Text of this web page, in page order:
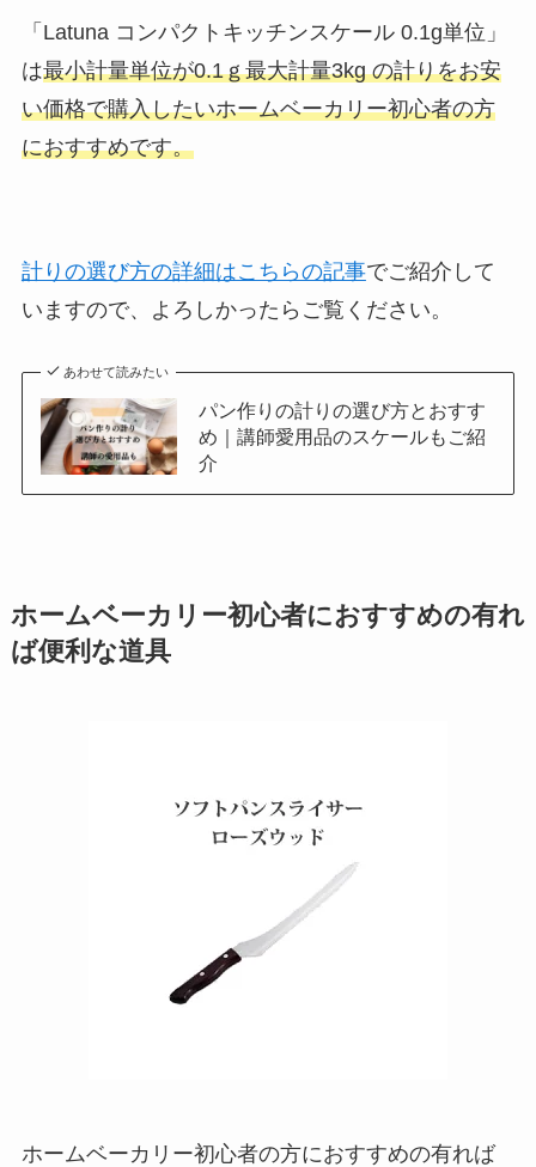
「Latuna コンパクトキッチンスケール 0.1g単位」
は最小計量単位が0.1ｇ最大計量3kg の計りをお安
い価格で購入したいホームベーカリー初心者の方
におすすめです。
計りの選び方の詳細はこちらの記事でご紹介して
いますので、よろしかったらご覧ください。
あわせて読みたい
パン作りの計りの選び方とおすす
め｜講師愛用品のスケールもご紹
介
ホームベーカリー初心者におすすめの有れ
ば便利な道具
ホームベーカリー初心者の方におすすめの有れば